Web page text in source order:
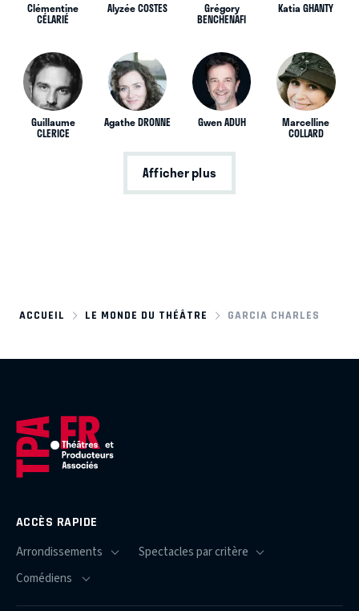
Clémentine
CÉLARIÉ
Alyzée COSTES Grégory
BENCHENAFI
Katia GHANTY
Guillaume
CLERICE
Agathe DRONNE Gwen ADUH Marcelline
COLLARD
Afficher plus
ACCUEIL LE MONDE DU THÉÂTRE GARCIA CHARLES
ACCÈS RAPIDE